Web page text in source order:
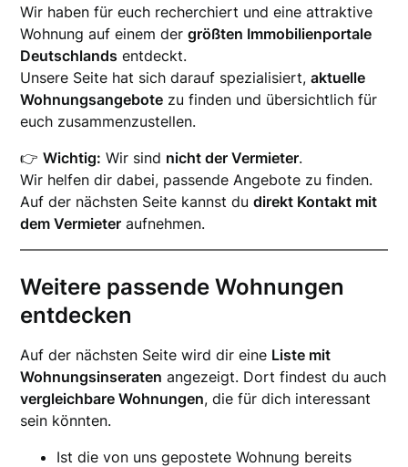
Wir haben für euch recherchiert und eine attraktive
Wohnung auf einem dergrößten Immobilienportale
Deutschlands entdeckt.
Unsere Seite hat sich darauf spezialisiert,aktuelle
Wohnungsangebote zu finden und übersichtlich für
euch zusammenzustellen.
👉Wichtig: Wir sind nicht der Vermieter.
Wir helfen dir dabei, passende Angebote zu finden.
Auf der nächsten Seite kannst dudirekt Kontakt mit
dem Vermieter aufnehmen.
Weitere passende Wohnungen
entdecken
Auf der nächsten Seite wird dir eine Liste mit
Wohnungsinseraten angezeigt. Dort findest du auch
vergleichbare Wohnungen, die für dich interessant
sein könnten.
Ist die von uns gepostete Wohnung bereits